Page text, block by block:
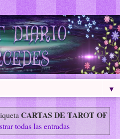
▼
CARTAS DE TAROT OF
todas las entradas